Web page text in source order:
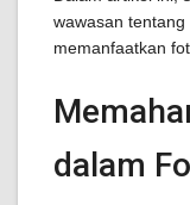
wawasan
memanfaatkan
dalam